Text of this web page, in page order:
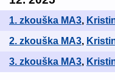
1. zkouška MA3,
2. zkouška MA3,
3. zkouška MA3,